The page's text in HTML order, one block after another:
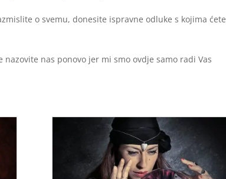
o svemu, donesite ispravne odluke s kojima ćete
nas ponovo jer mi smo ovdje samo radi Vas